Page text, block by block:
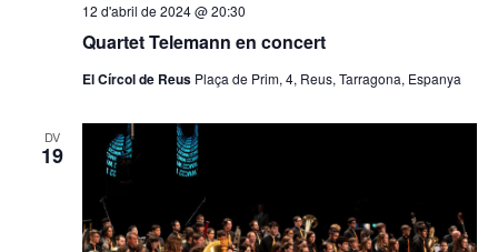
Quartet Telemann en concert
12 d'abril de 2024 @ 20:30
El Círcol de Reus Plaça de Prim, 4, Reus, Tarragona, Espanya
DV
19